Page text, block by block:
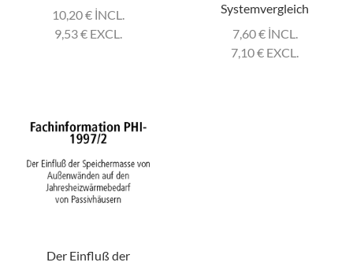
10,20€ INCL.
9,53€ EXCL.
Systemvergleich
7,60€INCL.
7,10€ EXCL.
Der Einfluß der